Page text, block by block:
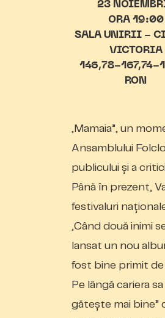
23
ORA 19:00
SALA UNIRII -
VICTORIA
146,78-167,74-
RON
„Mamaia”, un
Ansamblului
publicului și a
Până în prezent,
festivaluri
„Când două inimi
lansat un nou
fost bine primit de
Pe lângă cariera
gătește mai bine”